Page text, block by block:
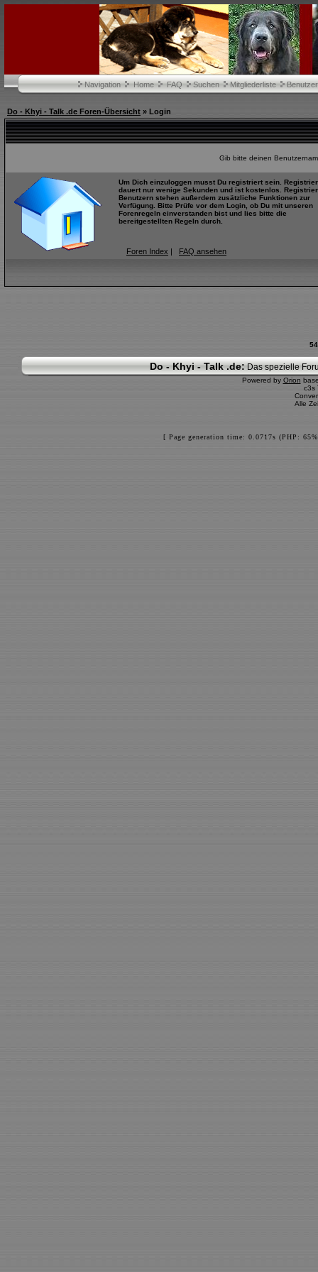
Navigation Home FAQ Suchen Mitgliederliste
Do - Khyi - Talk .de Foren-Übersicht » Login
Gib bitte deinen
Um Dich einzuloggen musst Du registriert sein.
dauert nur wenige Sekunden und ist kostenlos.
Benutzern stehen außerdem zusätzliche Funktionen zur
Verfügung. Bitte Prüfe vor dem Login, ob Du mit unseren
Forenregeln einverstanden bist und lies bitte die
bereitgestellten Regeln durch.
Foren Index | FAQ ansehen
Do - Khyi - Talk .de: Das spezielle
Powered by Orion
c3s
Alle
[ Page generation time: 0.0717s (PHP: